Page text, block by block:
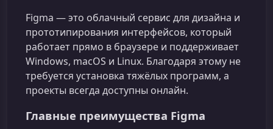
Figma — это облачный сервис для дизайна и
прототипирования интерфейсов, который
работает прямо в браузере и поддерживает
Windows, macOS и Linux. Благодаря этому не
требуется установка тяжёлых программ, а
проекты всегда доступны онлайн.
Главные преимущества Figma